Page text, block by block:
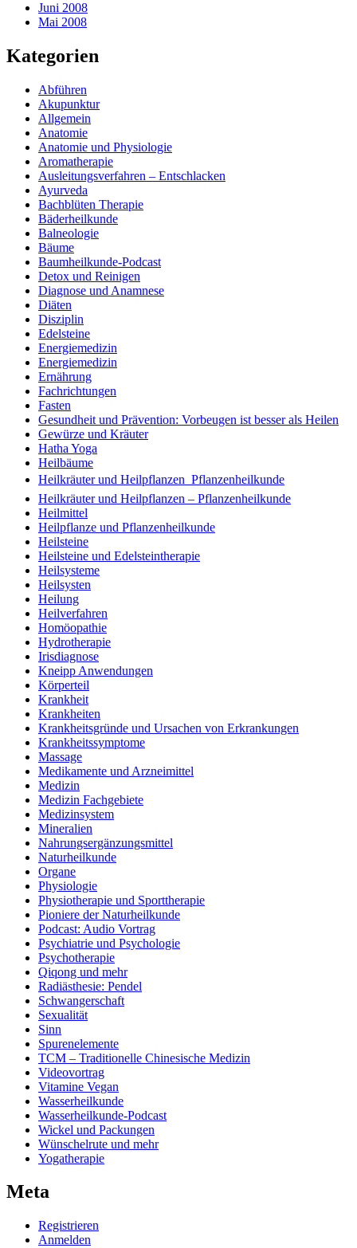
Juni 2008
Mai 2008
Kategorien
Abführen
Akupunktur
Allgemein
Anatomie
Anatomie und Physiologie
Aromatherapie
Ausleitungsverfahren – Entschlacken
Ayurveda
Bachblüten Therapie
Bäderheilkunde
Balneologie
Bäume
Baumheilkunde-Podcast
Detox und Reinigen
Diagnose und Anamnese
Diäten
Disziplin
Edelsteine
Energiemedizin
Energiemedizin
Ernährung
Fachrichtungen
Fasten
Gesundheit und Prävention: Vorbeugen ist besser als Heilen
Gewürze und Kräuter
Hatha Yoga
Heilbäume
Heilkräuter und Heilpflanzen  Pflanzenheilkunde
Heilkräuter und Heilpflanzen – Pflanzenheilkunde
Heilmittel
Heilpflanze und Pflanzenheilkunde
Heilsteine
Heilsteine und Edelsteintherapie
Heilsysteme
Heilsysten
Heilung
Heilverfahren
Homöopathie
Hydrotherapie
Irisdiagnose
Kneipp Anwendungen
Körperteil
Krankheit
Krankheiten
Krankheitsgründe und Ursachen von Erkrankungen
Krankheitssymptome
Massage
Medikamente und Arzneimittel
Medizin
Medizin Fachgebiete
Medizinsystem
Mineralien
Nahrungsergänzungsmittel
Naturheilkunde
Organe
Physiologie
Physiotherapie und Sporttherapie
Pioniere der Naturheilkunde
Podcast: Audio Vortrag
Psychiatrie und Psychologie
Psychotherapie
Qiqong und mehr
Radiästhesie: Pendel
Schwangerschaft
Sexualität
Sinn
Spurenelemente
TCM – Traditionelle Chinesische Medizin
Videovortrag
Vitamine Vegan
Wasserheilkunde
Wasserheilkunde-Podcast
Wickel und Packungen
Wünschelrute und mehr
Yogatherapie
Meta
Registrieren
Anmelden